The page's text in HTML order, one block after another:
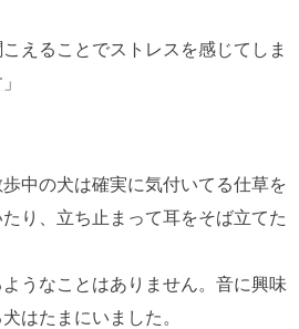
えることでストレスを感じてしま
中の犬は確実に気付いてる仕草を
り、立ち止まって耳をそば立てた
うなことはありません。音に興味
はたまにいました。